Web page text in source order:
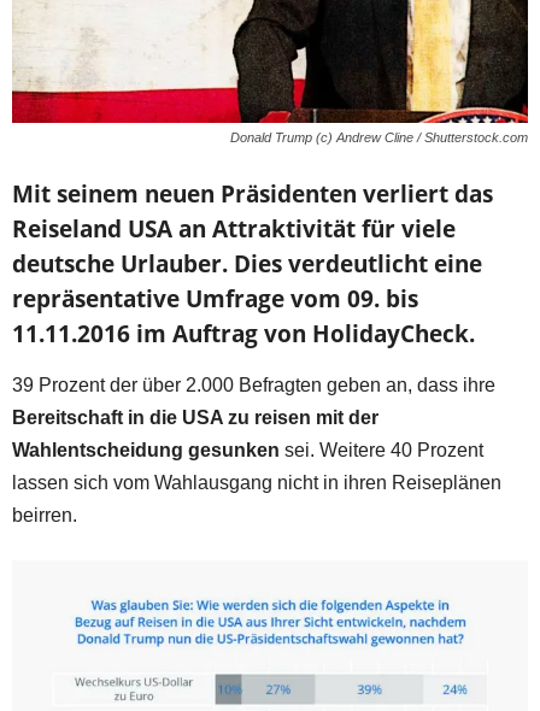
Donald Trump (c) Andrew Cline / Shutterstock.com
Mit seinem neuen Präsidenten verliert das
Reiseland USA an Attraktivität für viele
deutsche Urlauber. Dies verdeutlicht eine
repräsentative Umfrage vom 09. bis
11.11.2016 im Auftrag von HolidayCheck.
39 Prozent der über 2.000 Befragten geben an, dass ihre
Bereitschaft in die USA zu reisen mit der
Wahlentscheidung gesunken sei. Weitere 40 Prozent
lassen sich vom Wahlausgang nicht in ihren Reiseplänen
beirren.